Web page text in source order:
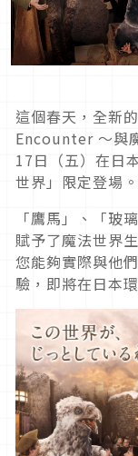
這個春天，全新
Encounter ～與
17日（五）在日
世界」限定登場。
「鷹馬」、「玻
賦予了魔法世界
您能夠實際與他
驗，即將在日本